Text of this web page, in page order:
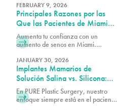
del embarazo y cómo determinar
cuál es la adecuada para usted.
FEBRUARY 9, 2026
Principales Razones por las
Que las Pacientes de Miami
Eligen el Aumento de Senos
Aumenta tu confianza con un
aumento de senos en Miami.
eligen este popular procedimiento
para obtener resultados más
voluminosos y de aspecto natural.
JANUARY 30, 2026
Implantes Mamarios de
Solución Salina vs. Silicona:
Cómo Elegir la Opción
Adecuada para Tu Cuerpo
En PURE Plastic Surgery, nuestro
enfoque siempre está en el paciente